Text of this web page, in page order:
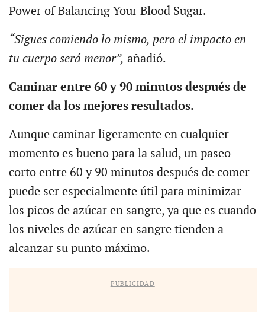
Power of Balancing Your Blood Sugar.
“Sigues comiendo lo mismo, pero el impacto en
tu cuerpo será menor”, añadió.
Caminar entre 60 y 90 minutos después de
comer da los mejores resultados.
Aunque caminar ligeramente en cualquier
momento es bueno para la salud, un paseo
corto entre 60 y 90 minutos después de comer
puede ser especialmente útil para minimizar
los picos de azúcar en sangre, ya que es cuando
los niveles de azúcar en sangre tienden a
alcanzar su punto máximo.
PUBLICIDAD